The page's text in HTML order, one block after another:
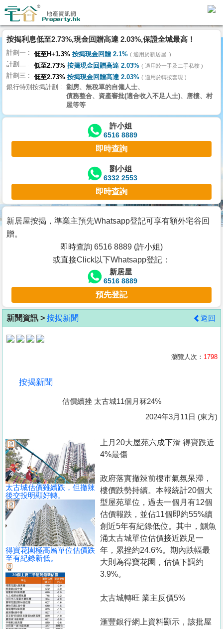
主
頁
搵
樓/
交
業
主
宅
谷
按
客
地
產
置
業
手
冊
關
們
按揭利息低至2.73%,現金回贈高達 2.03%,保證全城最高！
計劃一 低至H+1.3% 按揭現金回贈 2.1% 適用於新居屋
計劃二 低至2.73% 按揭現金回贈高達 2.03% 適用於一手及二手私樓
計劃三 低至2.73% 按揭現金回贈高達 2.03% 適用於轉按套現
銀行特別按揭計劃
劏房、無稅單的自僱人士、
債務整合、資產審批(適合收入不足人士)、唐樓、村
屋等等
許小姐
6516 8889
即時查詢
劉小姐
6332 2553
即時查詢
新居屋按揭，準業主預先Whatsapp登記可享有額外宅谷回
贈。
即時查詢 6516 8889 (許小姐)
或直接Click以下Whatsapp登記：
新居屋
6516 8889
預先登記
新聞資訊 > 按揭新聞 返回
瀏覽人次： 1798
按揭新聞
估價續挫 太古城11個月冧24%
2024年3月11日 (東方)
太古城估價雖續跌，但撤辣
後交投明顯好轉。
得寶花園極高層單位估價跌
至有紀錄新低。
上月20大屋苑六成下滑 得寶跌近
4%最傷
政府落實撤辣前樓市氣氛呆滯，
樓價跌勢持續。本報統計20個大
型屋苑單位，過去一個月有12個
估價報跌，並佔11個即約55%續
創近5年有紀錄低位。其中，鰂魚
涌太古城單位估價接近跌足一
年，累挫約24.6%。期內跌幅最
大則為得寶花園，估價下調約
3.9%。
太古城轉旺 業主反價5%
滙豐銀行網上資料顯示，該批屋